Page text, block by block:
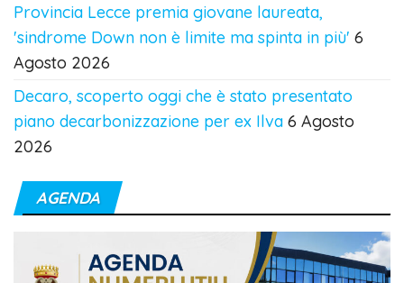
Provincia Lecce premia giovane laureata,
'sindrome Down non è limite ma spinta in più' 6
Agosto 2026
Decaro, scoperto oggi che è stato presentato
piano decarbonizzazione per ex Ilva 6 Agosto
2026
AGENDA